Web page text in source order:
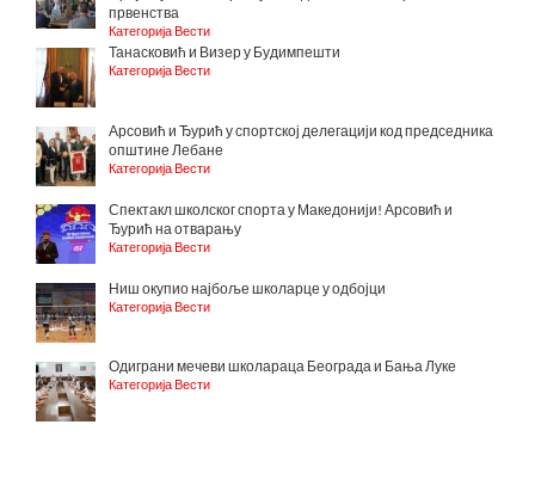
првенства
Категорија Вести
Танасковић и Визер у Будимпешти
Категорија Вести
Арсовић и Ђурић у спортској делегацији код председника
општине Лебане
Категорија Вести
Спектакл школског спорта у Македонији! Арсовић и
Ђурић на отварању
Категорија Вести
Ниш окупио најбоље школарце у одбојци
Категорија Вести
Одиграни мечеви школараца Београда и Бања Луке
Категорија Вести